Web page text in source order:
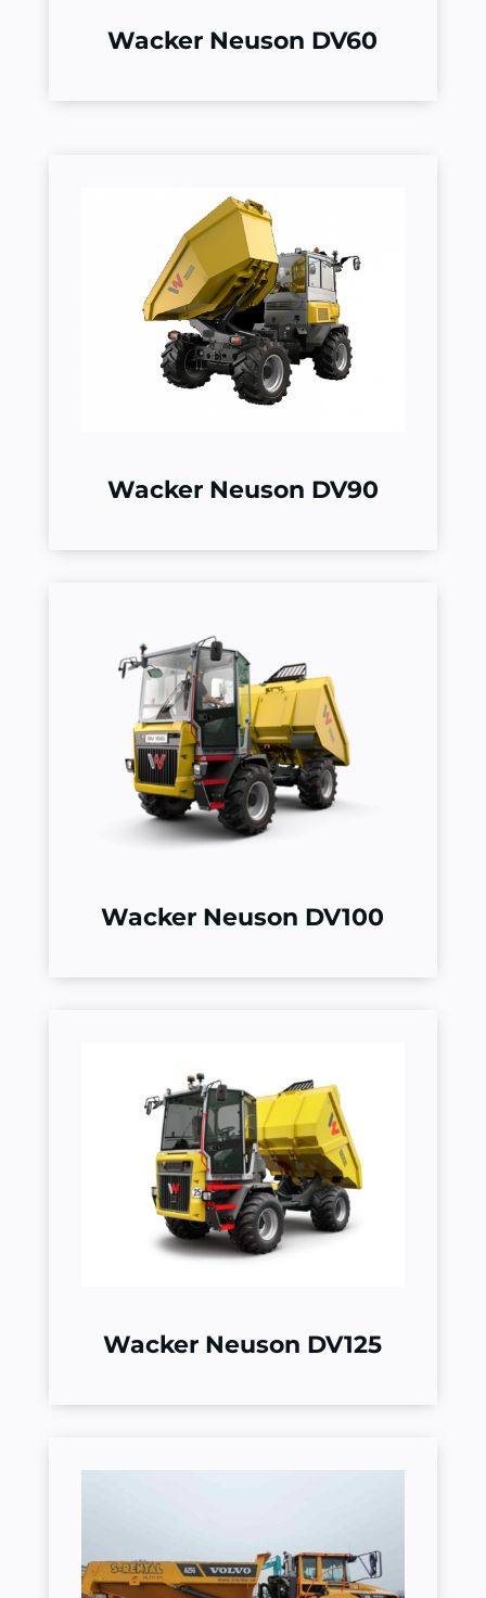
Wacker Neuson DV60
Wacker Neuson DV90
Wacker Neuson DV100
Wacker Neuson DV125